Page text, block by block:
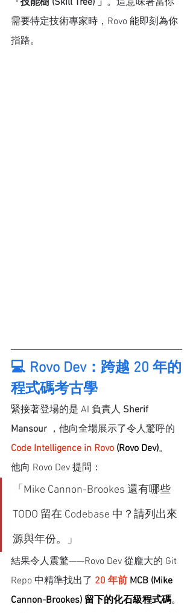
需要特定技術專家時，Rovo 能即刻為你
指路。
💻 Rovo Dev：跨越 20 年的
程式碼考古學
緊接著登場的是 AI 負責人 Sherif
Mansour ，他向全場展示了令人驚呼的
Code Intelligence in Rovo (Rovo Dev)。
他向 Rovo Dev 提問：
「Mike Cannon-Brookes 還有哪些
TODO 留在 Codebase 中？請列出來
源與年份。」
結果令人震驚——Rovo Dev 從龐大的 Git
Repo 中精準找出了 20 年前 MCB (Mike
Cannon-Brookes) 留下的化石級程式碼。